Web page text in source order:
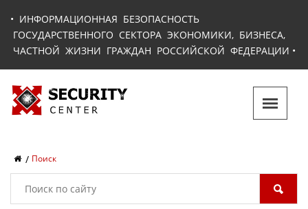
• ИНФОРМАЦИОННАЯ БЕЗОПАСНОСТЬ
ГОСУДАРСТВЕННОГО СЕКТОРА ЭКОНОМИКИ, БИЗНЕСА,
ЧАСТНОЙ ЖИЗНИ ГРАЖДАН РОССИЙСКОЙ ФЕДЕРАЦИИ •
Поиск